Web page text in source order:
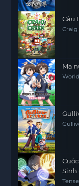
Cậu
Craig
Ma
Sinh
Hai,